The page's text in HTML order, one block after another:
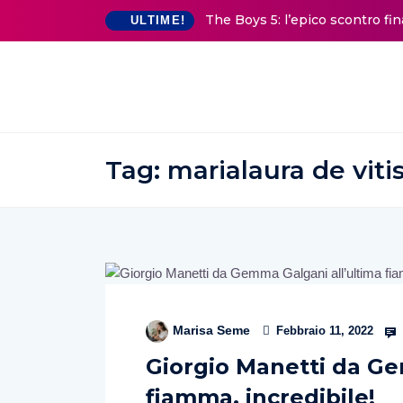
ULTIME! The Boys 5: l’epico scontro
Tag: marialaura de
Marisa Seme Febbraio 11, 2022
Giorgio Manetti da
fiamma, incredibile!